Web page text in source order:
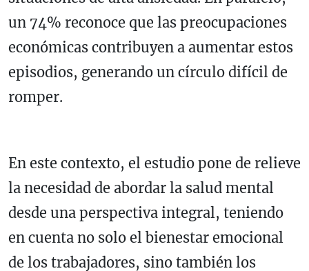
un 74% reconoce que las preocupaciones
económicas contribuyen a aumentar estos
episodios, generando un círculo difícil de
romper.
En este contexto, el estudio pone de relieve
la necesidad de abordar la salud mental
desde una perspectiva integral, teniendo
en cuenta no solo el bienestar emocional
de los trabajadores, sino también los